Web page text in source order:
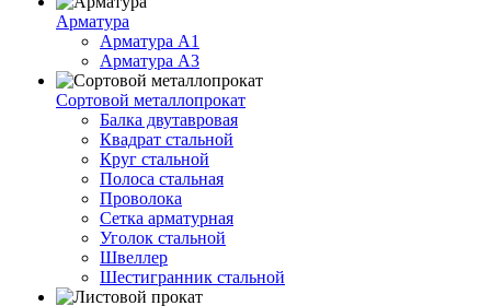
Арматура
Арматура A1
Арматура А3
Сортовой металлопрокат
Балка двутавровая
Квадрат стальной
Круг стальной
Полоса стальная
Проволока
Сетка арматурная
Уголок стальной
Швеллер
Шестигранник стальной